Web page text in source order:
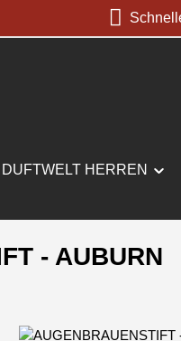
DUFTWELT HERREN
- AUBURN